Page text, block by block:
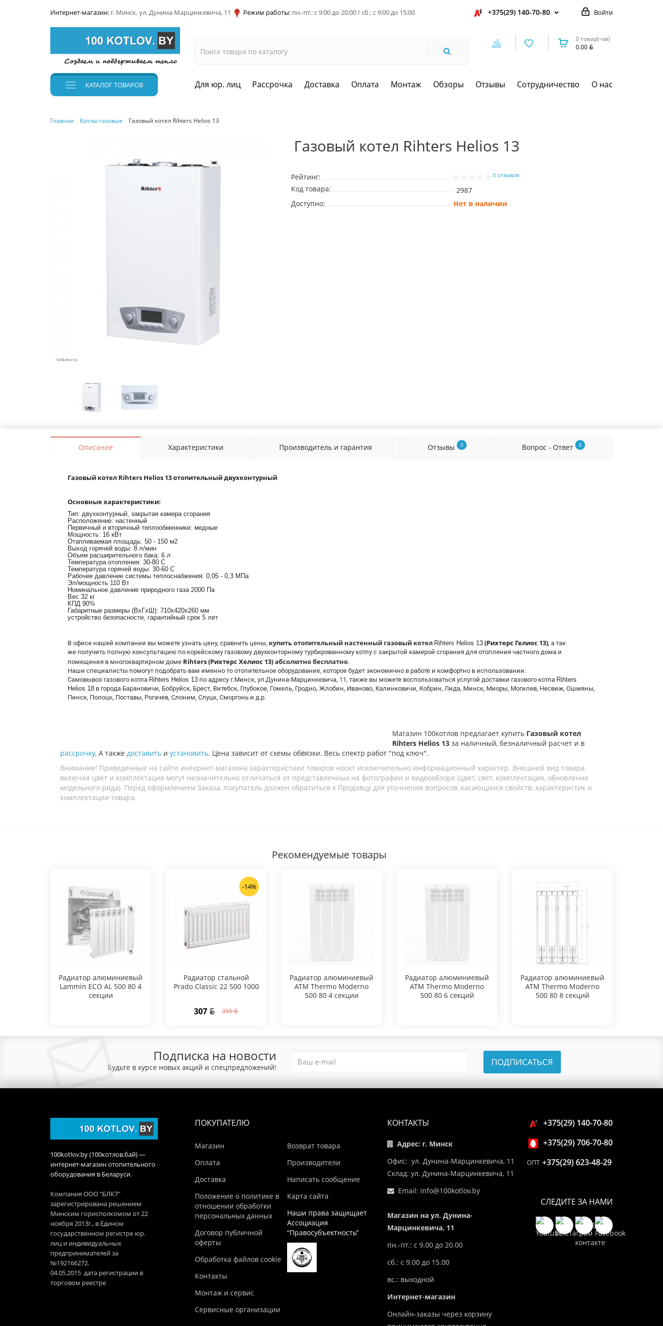
Интернет-магазин: г. Минск, ул. Дунина-Марцинкевича, 11 Режим работы: пн.-пт.: с 9:00 до 20:00 / сб.: с 9:00 до 15:00 Войти
+375(29) 140-70-80
0 товар(-ов)
0.00
КАТАЛОГТОВАРОВ Для юр. лиц Рассрочка Доставка Оплата Монтаж Обзоры Отзывы Сотрудничество О нас
Главная Котлы газовые Газовый котел Rihters Helios 13
Газовый котел Rihters Helios 13
Рейтинг: 0 отзывов
Код товара:
2987
Доступно:
Нет в наличии
Описание Характеристики Производитель и гарантия Отзывы 0 Вопрос - Ответ 0
Газовый котел Rihters Helios 13 отопительный двухконтурный
Основные характеристики:
Тип: двухконтурный, закрытая камера сгорания
Расположение: настенный
Первичный и вторичный теплообменники: медные
Мощность: 16 кВт
Отапливаемая площадь: 50 - 150 м2
Выход горячей воды: 8 л/мин
Объем расширительного бака: 6 л
Температура отопления: 30-80 С
Температура горячей воды: 30-60 С
Рабочее давление системы теплоснабжения: 0,05 - 0,3 МПа
Эл/мощность 110 Вт
Номинальное давление природного газа 2000 Па
Вес 32 кг
КПД 90%
Габаритные размеры (ВxГxШ): 710x420x260 мм
устройство безопасности, гарантийный срок 5 лет
В офисе нашей компании вы можете узнать цену, сравнить цены, купить отопительный настенный газовый котел Rihters Helios 13 (Рихтерс Гелиос 13), а так
же получить полную консультацию по корейскому газовому двухконторному турбированному котлу с закрытой камерой сгорания для отопления частного дома и
помещения в многоквартирном доме Rihters (Рихтерс Хелиос 13)абсолютно бесплатно.
Наши специалисты помогут подобрать вам именно то отопительное оборудование, которое будет экономично в работе и комфортно в использовании.
Самовывоз газового котла Rihters Helios 13 по адресу г.Минск, ул.Дунина-Марцинкевича, 11, также вы можете воспользоваться услугой доставки газового котла Rihters
Helios 18 в города Барановичи, Бобруйск, Брест, Витебск, Глубокое, Гомель, Гродно, Жлобин, Иваново, Калинковичи, Кобрин, Лида, Минск, Миоры, Могилев, Несвиж, Ошмяны,
Пинск, Полоцк, Поставы, Рогачев, Слоним, Слуцк, Сморгонь и д.р.
Магазин 100котлов предлагает купить Газовый котел
Rihters Helios 13 за наличный, безналичный расчет и в
рассрочку. А также доставить и установить. Цена зависит от схемы обвязки. Весь спектр работ "под ключ".
Внимание! Приведенные на сайте интернет-магазина характеристики товаров носят исключительно информационный характер. Внешний вид товара,
включая цвет и комплектация могут незначительно отличаться от представленных на фотографии и видеообзоре (цвет, свет, комплектация, обновление
модельного ряда). Перед оформлением Заказа, покупатель должен обратиться к Продавцу для уточнения вопросов, касающихся свойств, характеристик и
комплектации товара.
Рекомендуемые товары
Радиатор алюминиевый
Lammin ECO AL 500 80 4
секции
-14%
Радиатор стальной
Prado Classic 22 500 1000
307 355
Радиатор алюминиевый
ATM Thermo Moderno
500 80 4 секции
Радиатор алюминиевый
ATM Thermo Moderno
500 80 6 секций
Радиатор алюминиевый
ATM Thermo Moderno
500 80 8 секций
Подписка на новости
Будьте в курсе новых акций и спецпредложений! ПОДПИСАТЬСЯ
100kotlov.by (100котлов.бай) —
интернет-магазин отопительного
оборудования в Беларуси.
Компания ООО "БЛК7"
зарегистрирована решением
Минским горисполкомом от 22
ноября 2013г., в Едином
государственном регистре юр.
лиц и индивидуальных
предпринимателей за
№192166272.
04.05.2015 дата регистрации в
торговом реестре
ПОКУПАТЕЛЮ
Магазин
Оплата
Доставка
Положение о политике в
отношении обработки
персональных данных
Договор публичной
оферты
Обработка файлов cookie
Контакты
Монтаж и сервис
Сервисные организации
Возврат товара
Производители
Написать сообщение
Карта сайта
Наши права защищает
Ассоциация
“Правосубъектность”
КОНТАКТЫ
Адрес: г. Минск
Офис: ул. Дунина-Марцинкевича, 11
Склад: ул. Дунина-Марцинкевича, 11
Email: info@100kotlov.by
Магазин на ул. Дунина-
Марцинкевича, 11
пн.-пт.: с 9.00 до 20.00
сб.: с 9.00 до 15.00
вс.: выходной
Интернет-магазин
Онлайн-заказы через корзину
+375(29) 140-70-80
+375(29) 706-70-80
ОПТ +375(29) 623-48-29
СЛЕДИТЕ ЗА НАМИ